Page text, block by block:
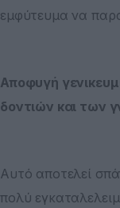
εμφύτευμα να
Αποφυγή
δοντιών και των
Αυτό αποτελεί
πολύ